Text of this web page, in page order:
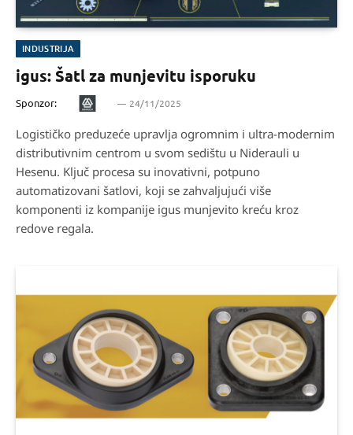
INDUSTRIJA
igus: Šatl za munjevitu isporuku
Sponzor: 24/11/2025
Logističko preduzeće upravlja ogromnim i ultra-modernim
distributivnim centrom u svom sedištu u Niderauli u
Hesenu. Ključ procesa su inovativni, potpuno
automatizovani šatlovi, koji se zahvaljujući više
komponenti iz kompanije igus munjevito kreću kroz
redove regala.